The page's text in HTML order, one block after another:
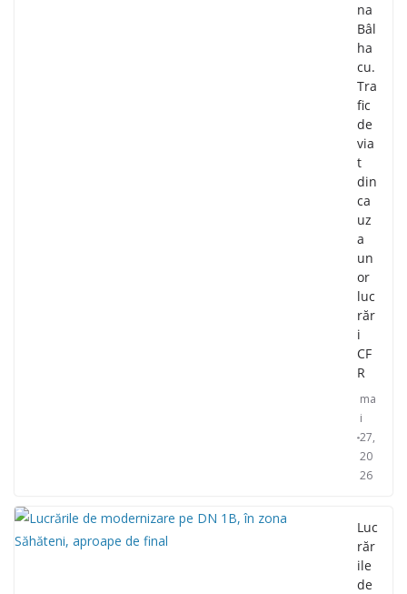
na
Bâl
ha
cu.
Tra
fic
de
via
t
din
ca
uz
a
un
or
luc
răr
i
CF
R
ma
i
27,
20
26
Luc
răr
ile
de